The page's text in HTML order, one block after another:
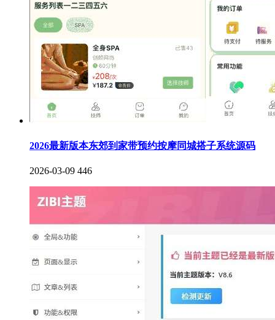
2026最新版本东郊到家带预约按摩同城搭子系统源码
2026-03-09 446